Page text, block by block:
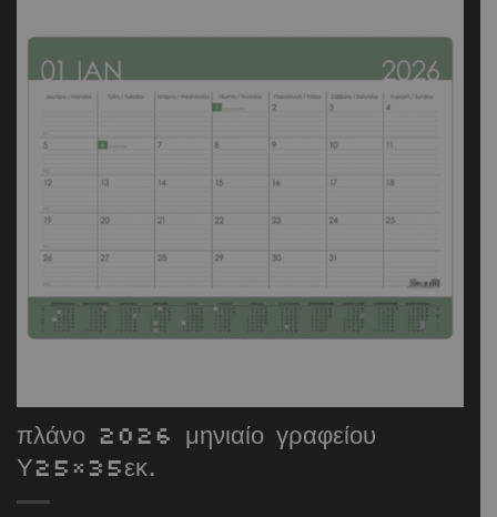
πλάνο 2026 μηνιαίο γραφείου
Υ25×35εκ.